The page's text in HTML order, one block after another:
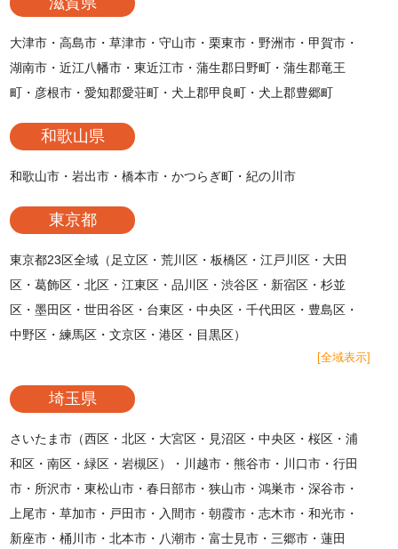
大津市・高島市・草津市・守山市・栗東市・野洲市・甲賀市・
湖南市・近江八幡市・東近江市・蒲生郡日野町・蒲生郡竜王
町・彦根市・愛知郡愛荘町・犬上郡甲良町・犬上郡豊郷町
和歌山県
和歌山市・岩出市・橋本市・かつらぎ町・紀の川市
東京都
東京都23区全域（足立区・荒川区・板橋区・江戸川区・大田
区・葛飾区・北区・江東区・品川区・渋谷区・新宿区・杉並
区・墨田区・世田谷区・台東区・中央区・千代田区・豊島区・
中野区・練馬区・文京区・港区・目黒区）
[全域表示]
埼玉県
さいたま市（西区・北区・大宮区・見沼区・中央区・桜区・浦
和区・南区・緑区・岩槻区）・川越市・熊谷市・川口市・行田
市・所沢市・東松山市・春日部市・狭山市・鴻巣市・深谷市・
上尾市・草加市・戸田市・入間市・朝霞市・志木市・和光市・
新座市・桶川市・北本市・八潮市・富士見市・三郷市・蓮田